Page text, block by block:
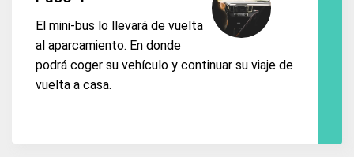
El mini-bus lo llevará de vuelta
al aparcamiento. En donde
podrá coger su vehículo y continuar su viaje de
vuelta a casa.